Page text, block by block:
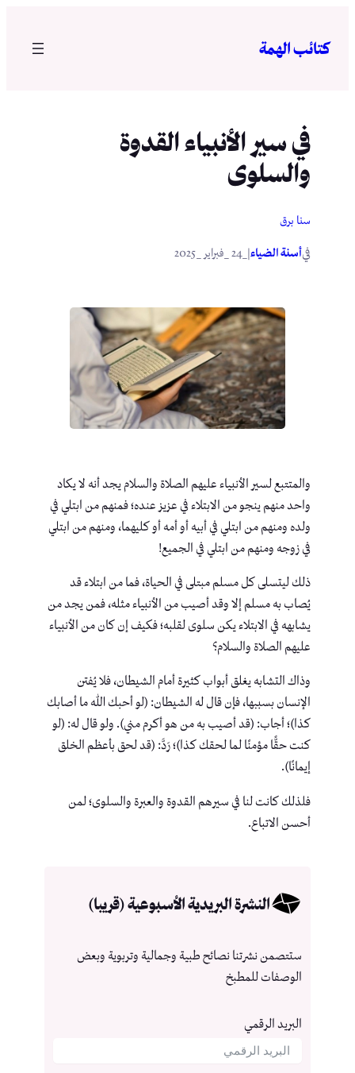
المحتوى
كتائب الهمة
في سير الأنبياء القدوة
والسلوى
سنا برق
فيأسنة الضياء
والمتتبع لسير الأنبياء عليهم الصلاة والسلام يجد أنه لا يكاد
واحد منهم ينجو من الابتلاء في عزيز عنده؛ فمنهم من ابتلي في
ولده ومنهم من ابتلي في أبيه أو أمه أو كليهما، ومنهم من ابتلي
في زوجه ومنهم من ابتلي في الجميع!
ذلك ليتسلى كل مسلم مبتلى في الحياة، فما من ابتلاء قد
يُصاب به مسلم إلا وقد أصيب من الأنبياء مثله، فمن يجد من
يشابهه في الابتلاء يكن سلوى لقلبه؛ فكيف إن كان من الأنبياء
عليهم الصلاة والسلام؟
وذاك التشابه يغلق أبواب كثيرة أمام الشيطان، فلا يُفتن
الإنسان بسببها، فإن قال له الشيطان: (لو أحبك الله ما أصابك
كذا)؛ أجاب: (قد أصيب به من هو أكرم مني). ولو قال له: (لو
كنت حقًّا مؤمنًا لما لحقك كذا)؛ رَدَّ: (قد لحق بأعظم الخلق
إيمانًا).
فلذلك كانت لنا في سيرهم القدوة والعبرة والسلوى؛ لمن
أحسن الاتباع.
النشرة البريدية الأسبوعية (قريبا)
ستتصمن نشرتنا نصائح طبية وجمالية وتربوية وبعض
الوصفات للمطبخ
البريد الرقمي